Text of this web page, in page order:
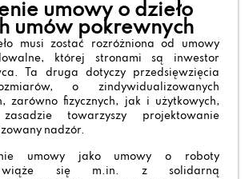
umowy o dzieło
umów pokrewnych
musi zostać rozróżniona od umowy
której stronami są inwestor
Ta druga dotyczy przedsięwzięcia
o zindywidualizowanych
zarówno fizycznych, jak i użytkowych,
towarzyszy projektowanie
nadzór.
umowy jako umowy o roboty
wiąże się m.in. z solidarną